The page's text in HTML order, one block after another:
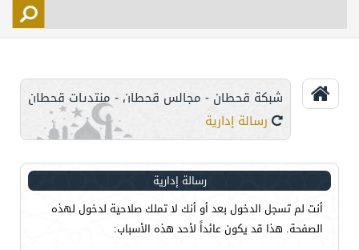
التحكم
شبكة قحطان - مجالس قحطان - منتديات قحطان
رسالة إدارية
رسالة إدارية
أنت لم تسجل الدخول بعد أو أنك لا تملك صلاحية لدخول لهذه
الصفحة. هذا قد يكون عائداً لأحد هذه الأسباب: